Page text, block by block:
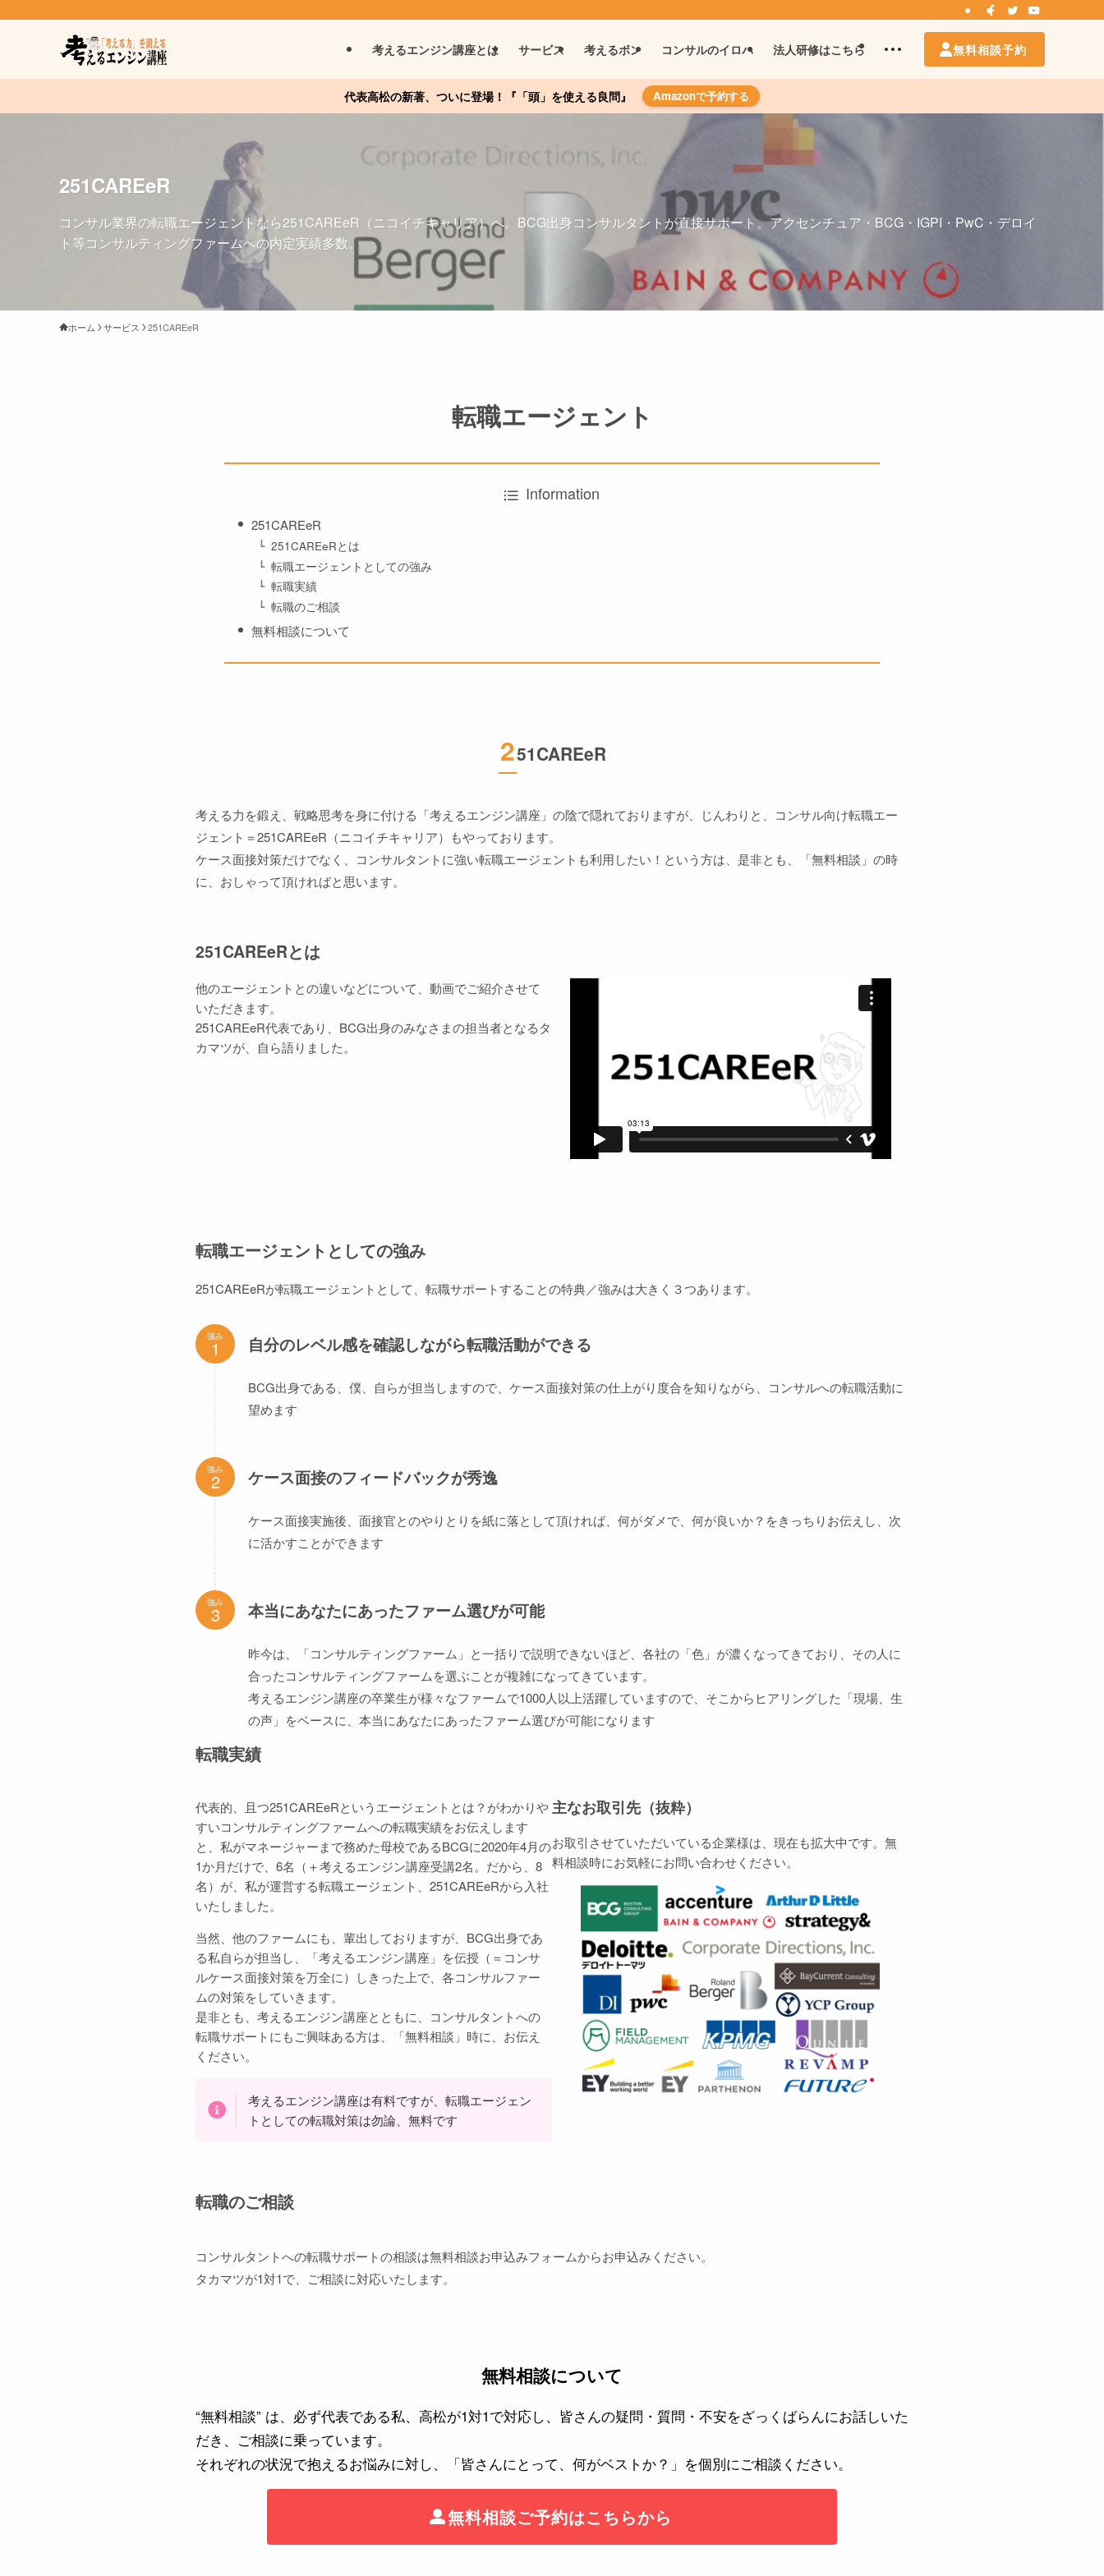
考えるエンジン講座とは サービス 考えるボン コンサルのイロハ 法人研修はこちら 無料相談予約
代表高松の新著、ついに登場！『「頭」を使える良問』 Amazonで予約する
251CAREeR
コンサル業界の転職エージェントなら251CAREeR（ニコイチキャリア）へ。BCG出身コンサルタントが直接サポート。アクセンチュア・BCG・IGPI・PwC・デロイ
ト等コンサルティングファームへの内定実績多数。
ホーム サービス 251CAREeR
転職エージェント
Information
251CAREeR
251CAREeRとは
転職エージェントとしての強み
転職実績
転職のご相談
無料相談について
251CAREeR
考える力を鍛え、戦略思考を身に付ける「考えるエンジン講座」の陰で隠れておりますが、じんわりと、コンサル向け転職エー
ジェント＝251CAREeR（ニコイチキャリア）もやっております。
ケース面接対策だけでなく、コンサルタントに強い転職エージェントも利用したい！という方は、是非とも、「無料相談」の時
に、おしゃって頂ければと思います。
251CAREeRとは
他のエージェントとの違いなどについて、動画でご紹介させて
いただきます。
251CAREeR代表であり、BCG出身のみなさまの担当者となるタ
カマツが、自ら語りました。
転職エージェントとしての強み
251CAREeRが転職エージェントとして、転職サポートすることの特典／強みは大きく３つあります。
強み 自分のレベル感を確認しながら転職活動ができる
BCG出身である、僕、自らが担当しますので、ケース面接対策の仕上がり度合を知りながら、コンサルへの転職活動に
望めます
強み ケース面接のフィードバックが秀逸
ケース面接実施後、面接官とのやりとりを紙に落として頂ければ、何がダメで、何が良いか？をきっちりお伝えし、次
に活かすことができます
強み 本当にあなたにあったファーム選びが可能
昨今は、「コンサルティングファーム」と一括りで説明できないほど、各社の「色」が濃くなってきており、その人に
合ったコンサルティングファームを選ぶことが複雑になってきています。
考えるエンジン講座の卒業生が様々なファームで1000人以上活躍していますので、そこからヒアリングした「現場、生
の声」をベースに、本当にあなたにあったファーム選びが可能になります
転職実績
代表的、且つ251CAREeRというエージェントとは？がわかりや
すいコンサルティングファームへの転職実績をお伝えします
と、私がマネージャーまで務めた母校であるBCGに2020年4月の
1か月だけで、6名（＋考えるエンジン講座受講2名。だから、8
名）が、私が運営する転職エージェント、251CAREeRから入社
いたしました。
当然、他のファームにも、輩出しておりますが、BCG出身であ
る私自らが担当し、「考えるエンジン講座」を伝授（＝コンサ
ルケース面接対策を万全に）しきった上で、各コンサルファー
ムの対策をしていきます。
是非とも、考えるエンジン講座とともに、コンサルタントへの
転職サポートにもご興味ある方は、「無料相談」時に、お伝え
ください。
考えるエンジン講座は有料ですが、転職エージェン
トとしての転職対策は勿論、無料です
主なお取引先（抜粋）
お取引させていただいている企業様は、現在も拡大中です。無
料相談時にお気軽にお問い合わせください。
転職のご相談
コンサルタントへの転職サポートの相談は無料相談お申込みフォームからお申込みください。
タカマツが1対1で、ご相談に対応いたします。
無料相談について
“無料相談” は、必ず代表である私、高松が1対1で対応し、皆さんの疑問・質問・不安をざっくばらんにお話しいた
だき、ご相談に乗っています。
それぞれの状況で抱えるお悩みに対し、「皆さんにとって、何がベストか？」を個別にご相談ください。
無料相談ご予約はこちらから